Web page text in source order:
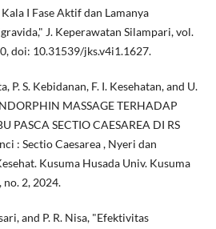
I Fase Aktif dan Lamanya
J. Keperawatan Silampari, vol.
doi: 10.31539/jks.v4i1.1627.
P. S. Kebidanan, F. I. Kesehatan, and U.
MASSAGE TERHADAP
PASCA SECTIO CAESAREA DI RS
: Sectio Caesarea , Nyeri dan
Kusuma Husada Univ. Kusuma
no. 2, 2024.
and P. R. Nisa, "Efektivitas